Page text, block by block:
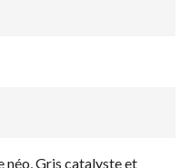
néo, Gris catalyste et